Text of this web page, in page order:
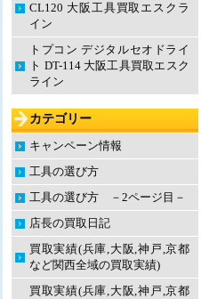
CL120 大阪工具買取エスクラ
イン
トプコン デジタルセオドライ
ト DT-114 大阪工具買取エスク
ライン
カテゴリー
キャンペーン情報
工具の選び方
工具の選び方 －2ページ目－
店長の買取日記
買取実績(兵庫,大阪,神戸,京都
など関西全域の買取実績)
買取実績(兵庫,大阪,神戸,京都